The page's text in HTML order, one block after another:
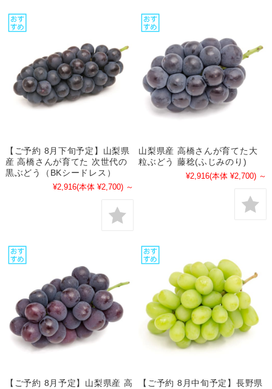
【ご予約 8月下旬予定】山梨県
産 高橋さんが育てた 次世代の
黒ぶどう（BKシードレス）
¥2,916(本体 ¥2,700) ～
山梨県産 高橋さんが育てた大
粒ぶどう 藤稔(ふじみのり)
¥2,916(本体 ¥2,700) ～
【ご予約 8月予定】山梨県産 高
【ご予約 8月中旬予定】長野県